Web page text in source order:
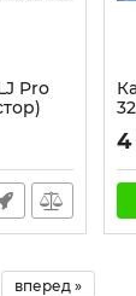
Pro
4
вперед »